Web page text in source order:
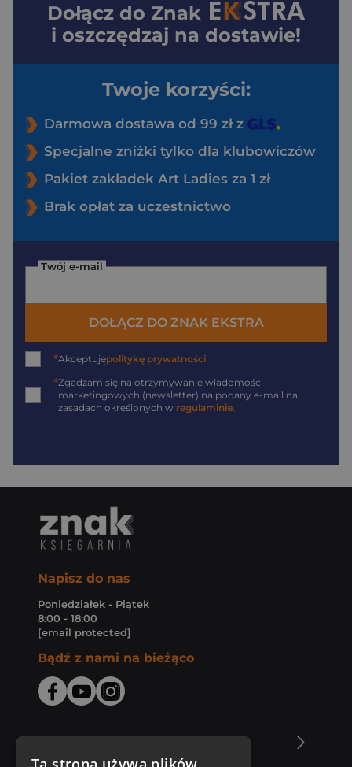
Dołącz do Znak
i oszczędzaj na dostawie!
Twoje korzyści:
Darmowa dostawa od 99 zł z
Specjalne zniżki tylko dla klubowiczów
Pakiet zakładek Art Ladies za 1 zł
Brak opłat za uczestnictwo
Twój e-mail
DOŁĄCZ DO ZNAK EKSTRA
*Akceptujępolitykę prywatności
*Zgadzam się na otrzymywanie wiadomości
marketingowych (newsletter) na podany e-mail na
zasadach określonych w regulaminie
Napisz do nas
Poniedziałek - Piątek
8:00 - 18:00
[email protected]
Bądź z nami na bieżąco